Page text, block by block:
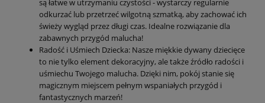
odkurzać lub przetrzeć wilgotną szmatką, aby zachować ich
świeży wygląd przez długi czas. Idealne rozwiązanie dla
zabawnych przygód malucha!
Radość i Uśmiech Dziecka: Nasze miękkie dywany dziecięce
to nie tylko element dekoracyjny, ale także źródło radości i
uśmiechu Twojego malucha. Dzięki nim, pokój stanie się
magicznym miejscem pełnym wspaniałych przygód i
fantastycznych marzeń!